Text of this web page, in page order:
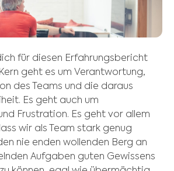
für diesen Erfahrungsbericht
geht es um Verantwortung,
des Teams und die daraus
Es geht auch um
Frustration. Es geht vor allem
wir als Team stark genug
nie enden wollenden Berg an
Aufgaben guten Gewissens